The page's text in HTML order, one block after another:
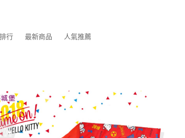
行 最新商品 人氣推薦